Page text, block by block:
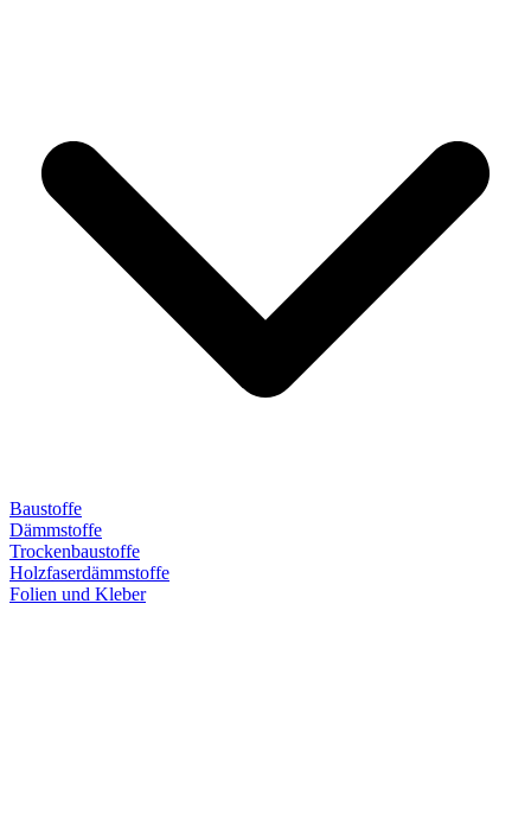
Baustoffe
Dämmstoffe
Trockenbaustoffe
Holzfaserdämmstoffe
Folien und Kleber